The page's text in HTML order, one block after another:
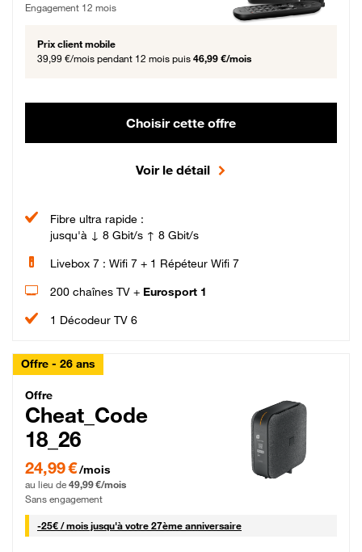
Engagement 12 mois
Prix client mobile
39,99 €/mois pendant 12 mois puis 46,99 €/mois
Choisir cette offre
Voir le détail
Fibre ultra rapide :
jusqu'à ↓ 8 Gbit/s ↑ 8 Gbit/s
Livebox 7 : Wifi 7 + 1 Répéteur Wifi 7
200 chaînes TV + Eurosport 1
1 Décodeur TV 6
Offre - 26 ans
Cheat_Code Fibre_18_26
Offre
Cheat_Code
18_26
24,99 € par mois pendant 0 mois puis 49,99 € par mois, Sans engagement
24,99 €/mois
au lieu de 49,99 €/mois
Sans engagement
-25€ / mois25 € par mois
jusqu'à votre 27ème anniversaire